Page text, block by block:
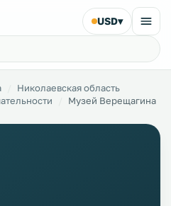
USD▾
Николаевская область
Музей Верещагина